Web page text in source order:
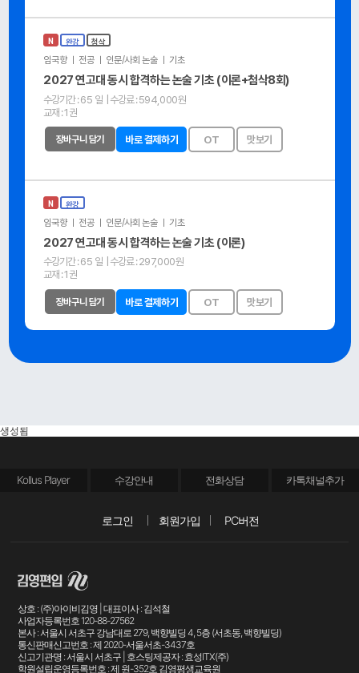
N 완강 첨삭
임국향 ㅣ 전공 ㅣ 인문/사회 논술 ㅣ 기초
2027 연고대 동시 합격하는 논술 기초 (이론+첨삭8회)
수강기간 :65 일 | 수강료 :594,000원
교재 :1권
장바구니 담기 바로 결제하기 OT 맛보기
N 완강
임국향 ㅣ 전공 ㅣ 인문/사회 논술 ㅣ 기초
2027 연고대 동시 합격하는 논술 기초 (이론)
수강기간 :65 일 | 수강료 :297,000원
교재 :1권
장바구니 담기 바로 결제하기 OT 맛보기
생성됨
Kollus Player 수강안내 전화상담 카톡채널추가
로그인 회원가입 PC버전
상호 : (주)아이비김영 | 대표이사 : 김석철
사업자등록번호 120-88-27562
본사 : 서울시 서초구 강남대로 279, 백향빌딩 4, 5층 (서초동, 백향빌딩)
통신판매신고번호 : 제 2020-서울서초-3437호
신고기관명 : 서울시 서초구 | 호스팅제공자 : 효성ITX(주)
학원설립운영등록번호 : 제 원-352호 김영평생교육원